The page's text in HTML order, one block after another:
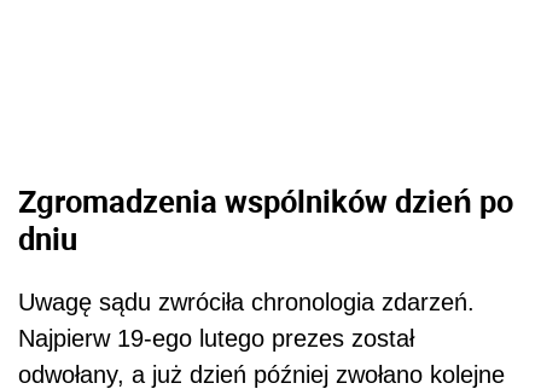
Zgromadzenia wspólników dzień po
dniu
Uwagę sądu zwróciła chronologia zdarzeń.
Najpierw 19-ego lutego prezes został
odwołany, a już dzień później zwołano kolejne